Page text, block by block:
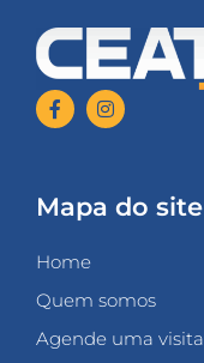
Mapa do site
Home
Quem somos
Agende uma visita